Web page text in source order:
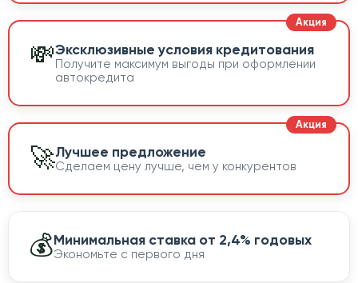
💸Эксклюзивные условия кредитования
Получите максимум выгоды при оформлении
автокредита
🚀Лучшее предложение
Сделаем цену лучше, чем у конкурентов
💰Минимальная ставка от 2,4% годовых
Экономьте с первого дня